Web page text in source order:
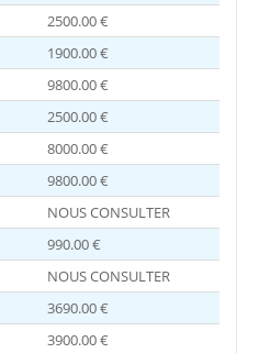
2500.00 €
1900.00 €
9800.00 €
2500.00 €
8000.00 €
9800.00 €
NOUS CONSULTER
990.00 €
NOUS CONSULTER
3690.00 €
3900.00 €